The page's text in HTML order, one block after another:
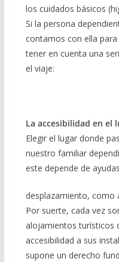
los cuidados básicos
Si la persona
contamos con ella
tener en cuenta una
el viaje:
La accesibilidad en el
Elegir el lugar donde
nuestro familiar
este depende de
desplazamiento, como
Por suerte, cada vez
alojamientos turísticos
accesibilidad a sus
supone un derecho